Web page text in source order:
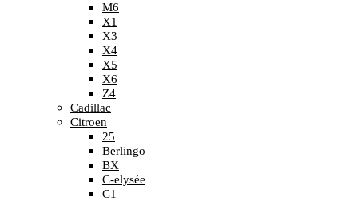
M6
X1
X3
X4
X5
X6
Z4
Cadillac
Citroen
25
Berlingo
BX
C-elysée
C1